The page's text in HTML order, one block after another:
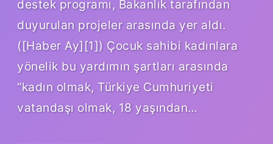
destek programı, Bakanlık tarafından
duyurulan projeler arasında yer aldı.
([Haber Ay][1]) Çocuk sahibi kadınlara
yönelik bu yardımın şartları arasında
“kadın olmak, Türkiye Cumhuriyeti
vatandaşı olmak, 18 yaşından…